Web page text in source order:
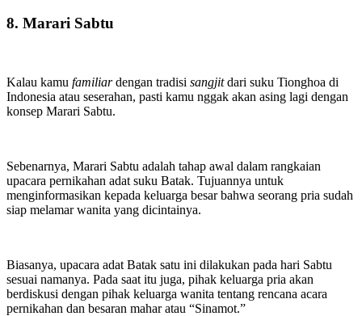
8. Marari Sabtu
Kalau kamu familiardengan tradisi sangjitdari suku Tionghoa di
Indonesia atau seserahan, pasti kamu nggak akan asing lagi dengan
konsep Marari Sabtu.
Sebenarnya, Marari Sabtu adalah tahap awal dalam rangkaian
upacara pernikahan adat suku Batak. Tujuannya untuk
menginformasikan kepada keluarga besar bahwa seorang pria sudah
siap melamar wanita yang dicintainya.
Biasanya, upacara adat Batak satu ini dilakukan pada hari Sabtu
sesuai namanya. Pada saat itu juga, pihak keluarga pria akan
berdiskusi dengan pihak keluarga wanita tentang rencana acara
pernikahan dan besaran mahar atau “Sinamot.”